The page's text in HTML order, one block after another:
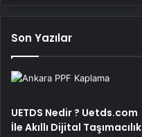
Son Yazılar
UETDS Nedir ? Uetds.com
İle Akıllı Dijital Taşımacılık